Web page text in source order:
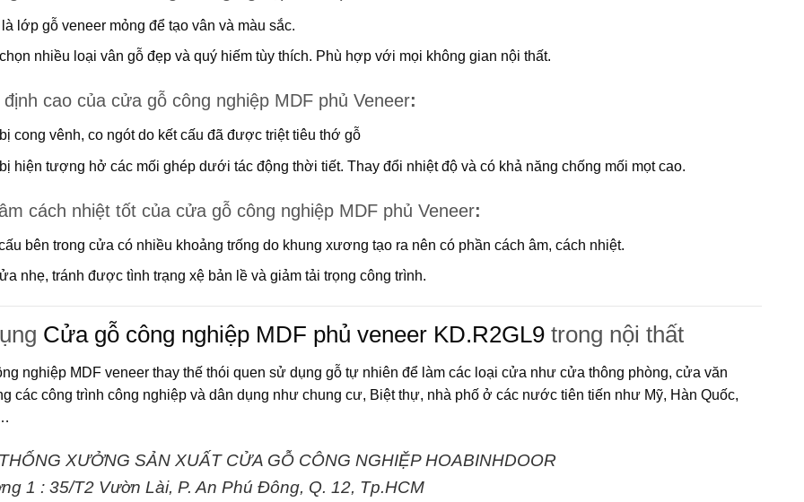
là lớp gỗ veneer mỏng để tạo vân và màu sắc.
nhiều loại vân gỗ đẹp và quý hiếm tùy thích. Phù hợp với mọi không gian nội thất.
cao của cửa gỗ công nghiệp MDF phủ Veneer:
cong vênh, co ngót do kết cấu đã được triệt tiêu thớ gỗ
hiện tượng hở các mối ghép dưới tác động thời tiết. Thay đổi nhiệt độ và có khả năng chống mối mọt cao.
cách nhiệt tốt của cửa gỗ công nghiệp MDF phủ Veneer:
bên trong cửa có nhiều khoảng trống do khung xương tạo ra nên có phần cách âm, cách nhiệt.
nhẹ, tránh được tình trạng xệ bản lề và giảm tải trọng công trình.
Cửa gỗ công nghiệp MDF phủ veneer KD.R2GL9 trong nội thất
nghiệp MDF veneerthay thế thói quen sử dụng gỗ tự nhiên để làm các loại cửa như cửa thông phòng, cửa văn
các công trình công nghiệp và dân dụng như chung cư, Biệt thự, nhà phố ở các nước tiên tiến như Mỹ, Hàn Quốc,
XƯỞNG SẢN XUẤT CỬA GỖ CÔNG NGHIỆP HOABINHDOOR
1 : 35/T2 Vườn Lài, P. An Phú Đông, Q. 12, Tp.HCM